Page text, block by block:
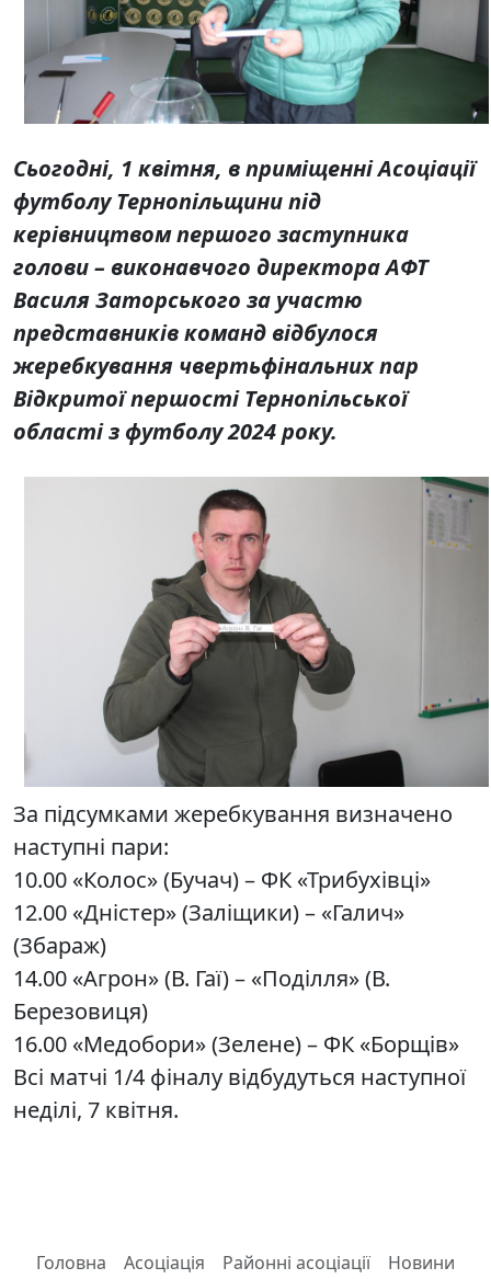
Сьогодні, 1 квітня, в приміщенні Асоціації
футболу Тернопільщини під
керівництвом першого заступника
голови – виконавчого директора АФТ
Василя Заторського за участю
представників команд відбулося
жеребкування чвертьфінальних пар
Відкритої першості Тернопільської
області з футболу 2024 року.
За підсумками жеребкування визначено
наступні пари:
10.00 «Колос» (Бучач) – ФК «Трибухівці»
12.00 «Дністер» (Заліщики) – «Галич»
(Збараж)
14.00 «Агрон» (В. Гаї) – «Поділля» (В.
Березовиця)
16.00 «Медобори» (Зелене) – ФК «Борщів»
Всі матчі 1/4 фіналу відбудуться наступної
неділі, 7 квітня.
Головна Асоціація Районні асоціації Новини